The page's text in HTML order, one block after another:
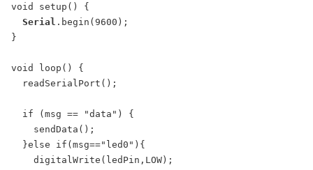
void setup() {
Serial .begin(9600);
}
void loop() {